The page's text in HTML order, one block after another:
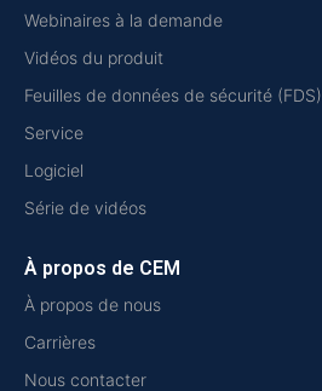
Webinaires à la demande
Vidéos du produit
Feuilles de données de sécurité (FDS)
Service
Logiciel
Série de vidéos
À propos de CEM
À propos de nous
Carrières
Nous contacter